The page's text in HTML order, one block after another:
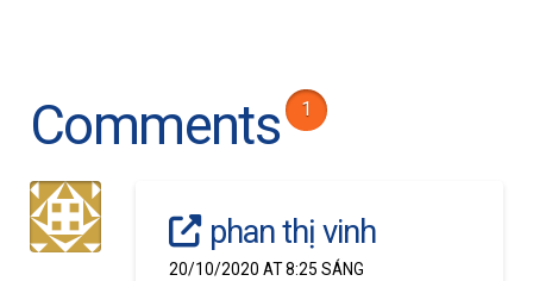
Comments 1
phan thị vinh
20/10/2020 AT 8:25 SÁNG